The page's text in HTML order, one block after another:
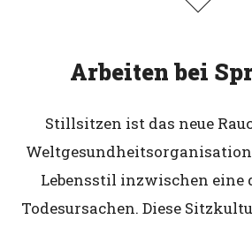
Arbeiten bei
Stillsitzen ist das neue
Lebensstil inzwischen eine
Todesursachen. Diese